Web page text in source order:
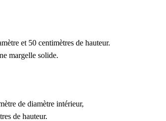
et 50 centimètres de hauteur.
margelle solide.
de diamètre intérieur,
de hauteur.